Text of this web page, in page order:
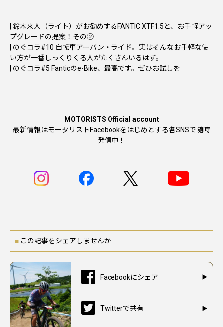
| 鈴木来人（ライト）がお勧めするFANTIC XTF1.5と、お手軽アッ
プグレードの提案！その②
| のぐコラ#10 自転車アーバン・ライド。実はそんなお手軽な使
い方が一番しっくりくる人がたくさんいるはず。
| のぐコラ#5 Fanticのe-Bike、最高です。ぜひお試しを
MOTORISTS Official account
最新情報はモータリストFacebookをはじめとする各SNSで随時
発信中！
この記事をシェアしませんか
Facebookにシェア
Twitterで共有